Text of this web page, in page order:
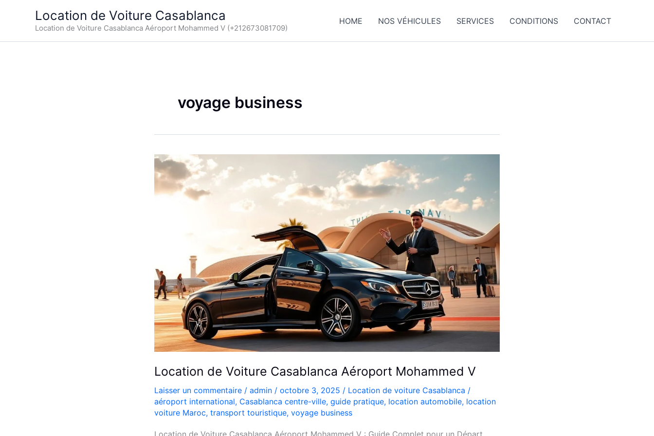
Location de Voiture Casablanca
Location de Voiture Casablanca Aéroport Mohammed V (+212673081709)
HOME NOS VÉHICULES SERVICES CONDITIONS CONTACT
voyage business
Location de Voiture Casablanca Aéroport Mohammed V
Laisser un commentaire / admin / octobre 3, 2025 / Location de voiture Casablanca /
aéroport international, Casablanca centre-ville, guide pratique, location automobile, location
voiture Maroc, transport touristique, voyage business